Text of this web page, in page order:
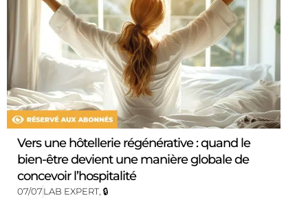
Vers une hôtellerie régénérative : quand le
bien-être devient une manière globale de
concevoir l’hospitalité
07/07LAB EXPERT, 🔒